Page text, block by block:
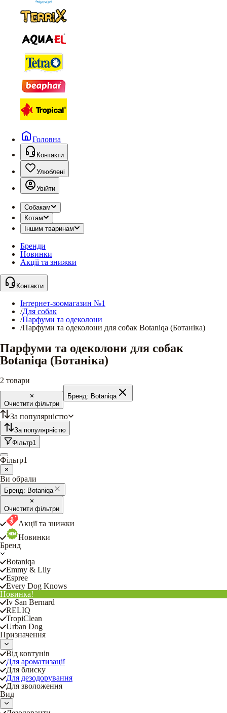
Головна
Контакти
Улюблені
Увійти
Собакам
Котам
Іншим тваринам
Бренди
Новинки
Акції та знижки
Контакти
Інтернет-зоомагазин №1
/Для собак
/Парфуми та одеколони
/Парфуми та одеколони для собак Botaniqa (Ботаніка)
Парфуми та одеколони для собак
Botaniqa (Ботаніка)
2 товари
Очистити фільтри
Бренд: Botaniqa
За популярністю
За популярністю
Фільтр1
Фільтр1
Ви обрали
Бренд: Botaniqa
Очистити фільтри
Акції та знижки
Новинки
Бренд
Botaniqa
Emmy & Lily
Espree
Every Dog Knows
Новинка!
Iv San Bernard
RELIQ
TropiClean
Urban Dog
Призначення
Від ковтунів
Для ароматизації
Для блиску
Для дезодорування
Для зволоження
Вид